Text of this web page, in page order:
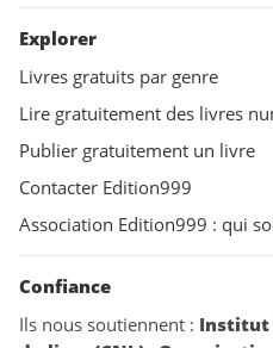
Explorer
Livres gratuits par genre
Lire gratuitement des livres
Publier gratuitement un livre
Contacter Edition999
Association Edition999 : qui
Confiance
Ils nous soutiennent : Institut